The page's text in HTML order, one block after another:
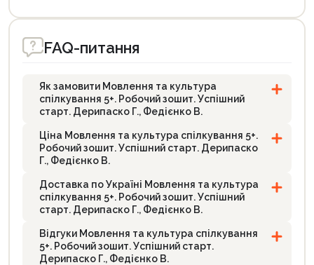
FAQ-питання
Як замовити Мовлення та культура
спілкування 5+. Робочий зошит. Успішний
старт. Дерипаско Г., Федієнко В.
Ціна Мовлення та культура спілкування 5+.
Робочий зошит. Успішний старт. Дерипаско
Г., Федієнко В.
Доставка по Україні Мовлення та культура
спілкування 5+. Робочий зошит. Успішний
старт. Дерипаско Г., Федієнко В.
Відгуки Мовлення та культура спілкування
5+. Робочий зошит. Успішний старт.
Дерипаско Г., Федієнко В.